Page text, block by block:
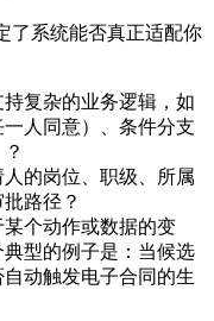
了系统能否真正适配你
持复杂的业务逻辑，如
人同意）、条件分支
的岗位、职级、所属
路径？
个动作或数据的变
型的例子是：当候选
动触发电子合同的生